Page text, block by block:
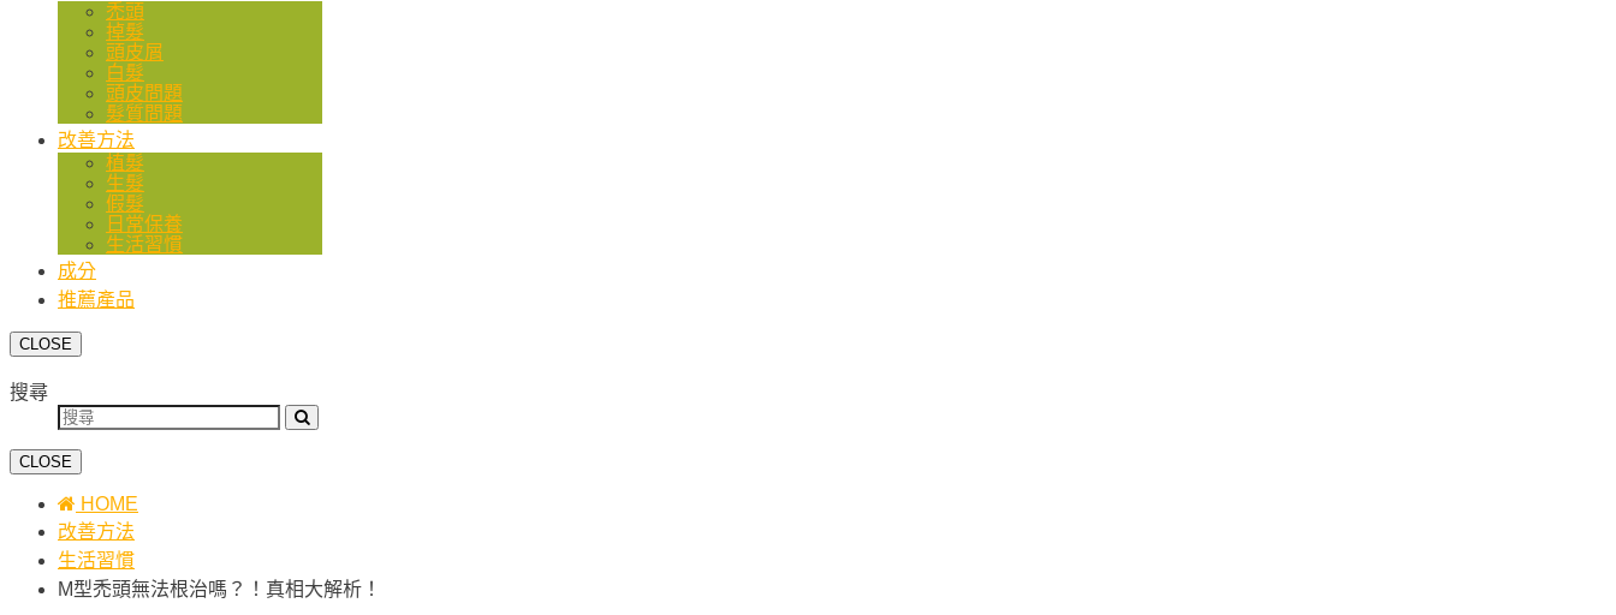
禿頭
掉髮
頭皮屑
白髮
頭皮問題
髮質問題
改善方法
植髮
生髮
假髮
日常保養
生活習慣
成分
推薦產品
CLOSE
搜尋
CLOSE
HOME
改善方法
生活習慣
M型禿頭無法根治嗎？！真相大解析！